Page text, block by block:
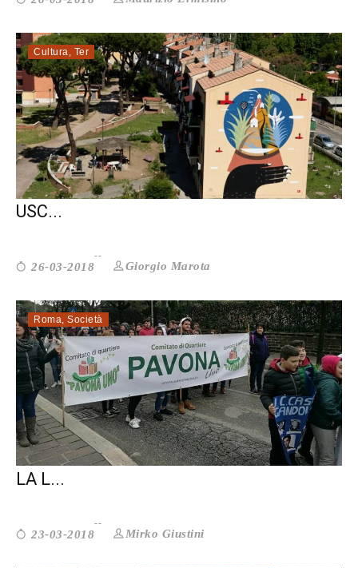
Cultura Ter
PERIFERIE E INFORMAZIONE: BISOGNA
USC...
26-03-2018 Giorgio Marota
Roma Società
A PAVONA I MURALES RICORDANO CHE
LA L...
23-03-2018 Mirko Giustini